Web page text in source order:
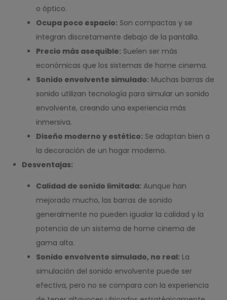
o óptico.
Ocupa poco espacio: Son compactas y se
integran discretamente debajo de la pantalla.
Precio más asequible: Suelen ser más
económicas que los sistemas de home cinema.
Sonido envolvente simulado: Muchas barras de
sonido utilizan tecnología para simular un sonido
envolvente, creando una experiencia más
inmersiva.
Diseño moderno y estético: Se adaptan bien a
la decoración de un hogar moderno.
Desventajas:
Calidad de sonido limitada: Aunque han
mejorado mucho, las barras de sonido
generalmente no pueden igualar la calidad y la
potencia de un sistema de home cinema de
gama alta.
Sonido envolvente simulado, no real: La
simulación del sonido envolvente puede ser
efectiva, pero no se compara con la experiencia